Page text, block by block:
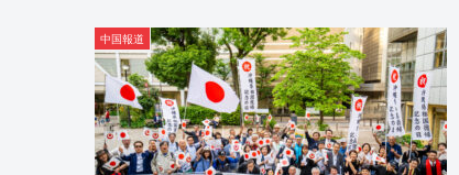
中国報道